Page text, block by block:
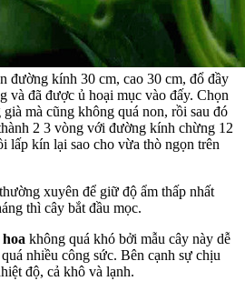
đường kính 30 cm, cao 30 cm, đổ đầy
và đã được ủ hoại mục vào đấy. Chọn
mà cũng không quá non, rồi sau đó
2 3 vòng với đường kính chừng 12
lấp kín lại sao cho vừa thò ngọn trên
xuyên để giữ độ ẩm thấp nhất
thì cây bắt đầu mọc.
không quá khó bởi mẫu cây này dễ
nhiều công sức. Bên cạnh sự chịu
độ, cả khô và lạnh.